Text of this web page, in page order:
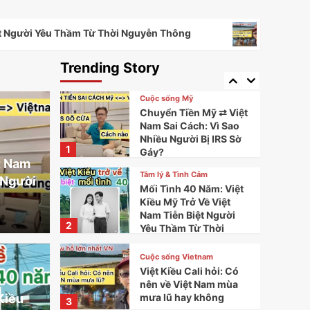
Từ Thời Nguyễn Thông Việt Kiều Cali hỏi: Có
Việt Kiều Mỹ
Tiễn Biệt Người
Trending Story
5
Đám Cưới Ở Việt Nam
Và Mỹ Khác Nhau Thế
Nào? Chi Phí, Phong Bì
Và Phong Tục Cưới Hỏi
1
Cuộc sống Mỹ
Chuyển Tiền Mỹ ⇄ Việt
Nam Sai Cách: Vì Sao
Nhiều Người Bị IRS Sờ
Gáy?
2
Tâm lý & Tình Cảm
Mối Tình 40 Năm: Việt
Kiều Mỹ Trở Về Việt
Nam Tiễn Biệt Người
Yêu Thầm Từ Thời
3
Cuộc sống Vietnam
Việt Kiều Cali hỏi: Có
nên về Việt Nam mùa
mưa lũ hay không